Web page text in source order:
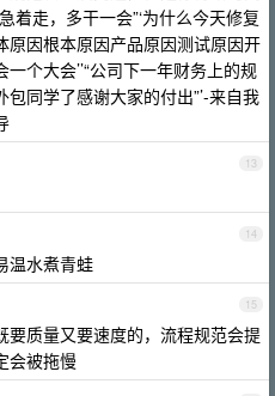
着走，多干一会”‘为什么今天修复
原因根本原因产品原因测试原因开
个大会’’“公司下一年财务上的规
同学了感谢大家的付出”’-来自我
13
14
温水煮青蛙
15
要质量又要速度的，流程规范会提
会被拖慢